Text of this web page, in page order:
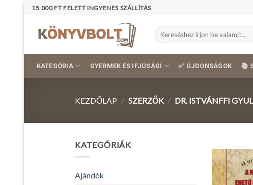
Skip
content
15.000 FT FELETT INGYENES SZÁLLÍTÁS
Keresés
a
KATEGÓRIA GYERMEK ÉS IFJÚSÁGI ✅ ÚJDONSÁGOK 📚
KEZDŐLAP / SZERZŐK / DR. ISTVÁNFFI
KATEGÓRIÁK
Ajándék